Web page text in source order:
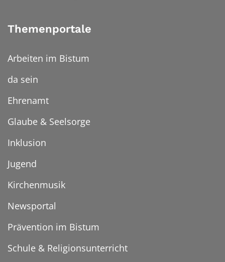
Themenportale
Arbeiten im Bistum
da sein
Ehrenamt
Glaube & Seelsorge
Inklusion
Jugend
Kirchenmusik
Newsportal
Prävention im Bistum
Schule & Religionsunterricht